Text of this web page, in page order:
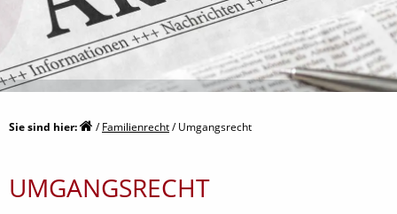
Sie sind hier: /Familienrecht/Umgangsrecht
UMGANGSRECHT